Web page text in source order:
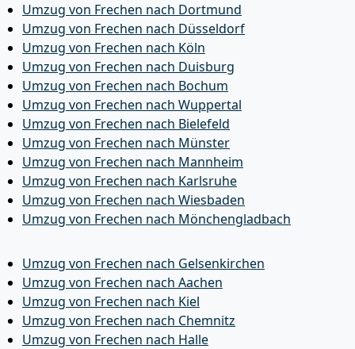
Umzug von Frechen nach Dortmund
Umzug von Frechen nach Düsseldorf
Umzug von Frechen nach Köln
Umzug von Frechen nach Duisburg
Umzug von Frechen nach Bochum
Umzug von Frechen nach Wuppertal
Umzug von Frechen nach Bielefeld
Umzug von Frechen nach Münster
Umzug von Frechen nach Mannheim
Umzug von Frechen nach Karlsruhe
Umzug von Frechen nach Wiesbaden
Umzug von Frechen nach Mönchen­gladbach
Umzug von Frechen nach Gelsenkirchen
Umzug von Frechen nach Aachen
Umzug von Frechen nach Kiel
Umzug von Frechen nach Chemnitz
Umzug von Frechen nach Halle